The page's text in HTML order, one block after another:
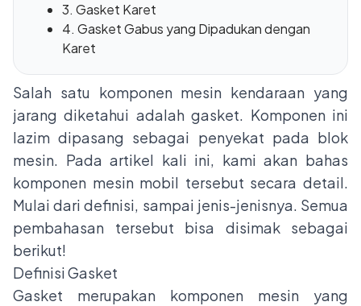
3. Gasket Karet
4. Gasket Gabus yang Dipadukan dengan
Karet
Salah satu komponen mesin kendaraan yang
jarang diketahui adalah gasket. Komponen ini
lazim dipasang sebagai penyekat pada blok
mesin. Pada artikel kali ini, kami akan bahas
komponen mesin mobil tersebut secara detail.
Mulai dari definisi, sampai jenis-jenisnya. Semua
pembahasan tersebut bisa disimak sebagai
berikut!
Definisi Gasket
Gasket merupakan komponen mesin yang